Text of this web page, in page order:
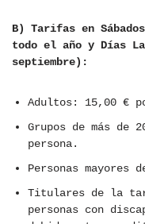
B) Tarifas en
todo el año y Días
septiembre):
Adultos: 15,00 €
Grupos de más de
persona.
Personas mayores
Titulares de la
personas con